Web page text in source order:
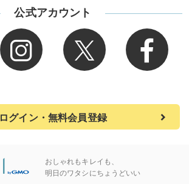
公式アカウント
ログイン・無料会員登録
おしゃれもキレイも、
明日のワタシにちょうどいい